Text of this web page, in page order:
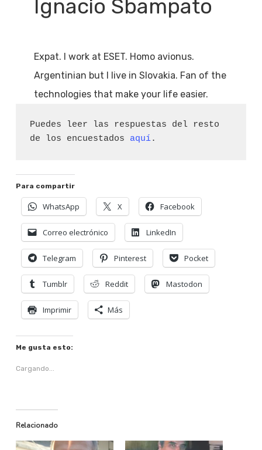
Ignacio Sbampato
Expat. I work at ESET. Homo avionus.
Argentinian but I live in Slovakia. Fan of the
technologies that make your life easier.
Puedes leer las respuestas del resto
de los encuestados aquí.
Para compartir
WhatsApp X Facebook
Correo electrónico LinkedIn
Telegram Pinterest Pocket
Tumblr Reddit Mastodon
Imprimir Más
Me gusta esto:
Cargando...
Relacionado